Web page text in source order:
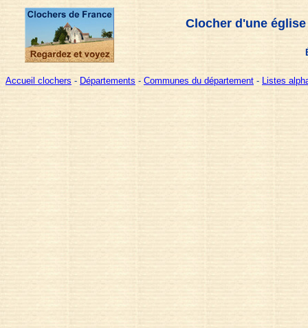
Clocher d'une
Accueil clochers - Départements - Communes du département - Listes